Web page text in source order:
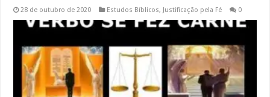
28 de outubro de 2020 Estudos Bíblicos, Justificação pela Fé 0